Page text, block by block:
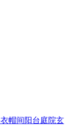
衣帽间 阳台庭院玄